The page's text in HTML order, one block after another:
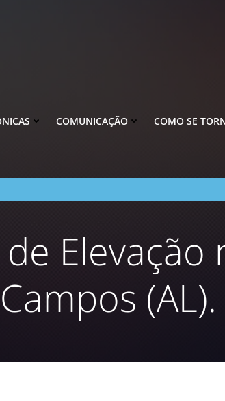
COMUNICAÇÃO
COMO SE
Elevação
(AL).